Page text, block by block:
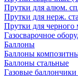
Прутки для алюм.
Прутки для нерж.
Прутки для черного
Газосварочное
Баллоны
Баллоны
Баллоны стальные
Газовые